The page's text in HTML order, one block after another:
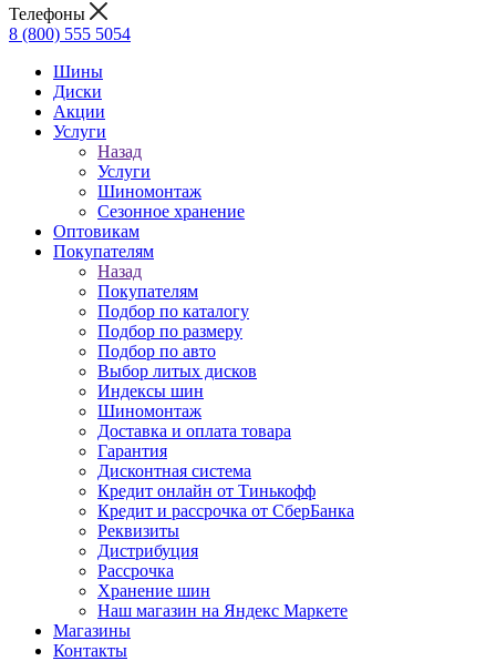
Телефоны
8 (800) 555 5054
Шины
Диски
Акции
Услуги
Назад
Услуги
Шиномонтаж
Сезонное хранение
Оптовикам
Покупателям
Назад
Покупателям
Подбор по каталогу
Подбор по размеру
Подбор по авто
Выбор литых дисков
Индексы шин
Шиномонтаж
Доставка и оплата товара
Гарантия
Дисконтная система
Кредит онлайн от Тинькофф
Кредит и рассрочка от СберБанка
Реквизиты
Дистрибуция
Рассрочка
Хранение шин
Наш магазин на Яндекс Маркете
Магазины
Контакты